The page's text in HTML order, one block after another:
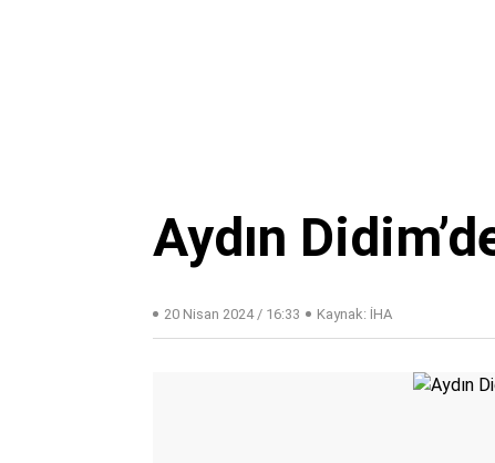
Aydın
20 Nisan 2024 / 16:33 Kaynak: İHA